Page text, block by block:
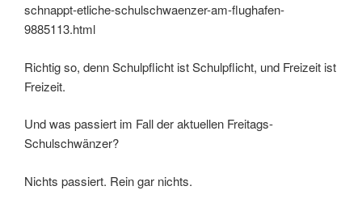
schnappt-etliche-schulschwaenzer-am-flughafen-
9885113.html
Richtig so, denn Schulpflicht ist Schulpflicht, und Freizeit ist
Freizeit.
Und was passiert im Fall der aktuellen Freitags-
Schulschwänzer?
Nichts passiert. Rein gar nichts.